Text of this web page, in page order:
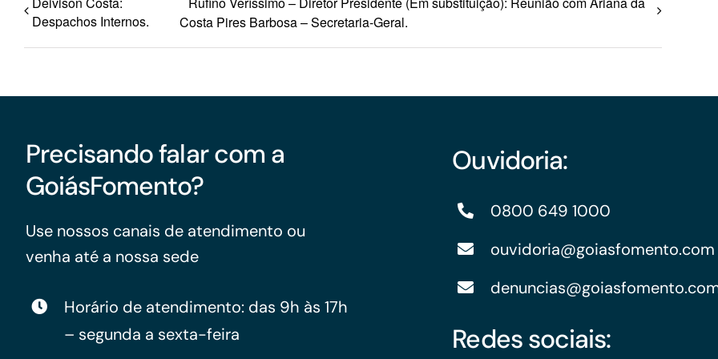
Despachos Internos.
Costa Pires Barbosa – Secretaria-Geral.
Precisando falar com a
GoiásFomento?
Use nossos canais de atendimento ou
venha até a nossa sede
Horário de atendimento: das 9h às 17h
– segunda a sexta-feira
Ouvidoria:
0800 649 1000
ouvidoria@goiasfomento.com
Redes sociais: